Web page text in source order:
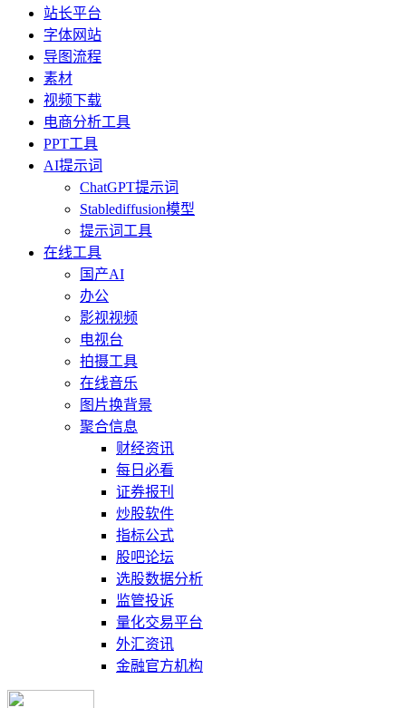
站长平台
字体网站
导图流程
素材
视频下载
电商分析工具
PPT工具
AI提示词
ChatGPT提示词
Stablediffusion模型
提示词工具
在线工具
国产AI
办公
影视视频
电视台
拍摄工具
在线音乐
图片换背景
聚合信息
财经资讯
每日必看
证券报刊
炒股软件
指标公式
股吧论坛
选股数据分析
监管投诉
量化交易平台
外汇资讯
金融官方机构